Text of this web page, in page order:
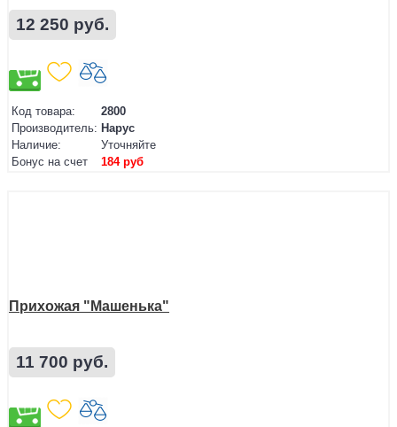
12 250 руб.
Код товара:
2800
Производитель: Нарус
Наличие:
Уточняйте
Бонус на счет
184 руб
Прихожая "Машенька"
11 700 руб.